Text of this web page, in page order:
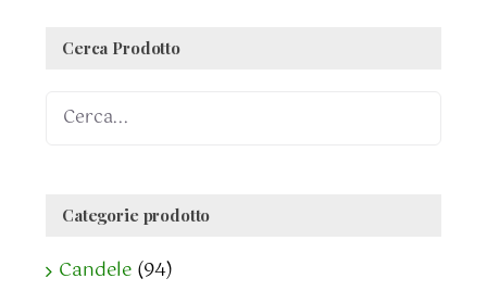
Cerca Prodotto
Categorie prodotto
Candele (94)